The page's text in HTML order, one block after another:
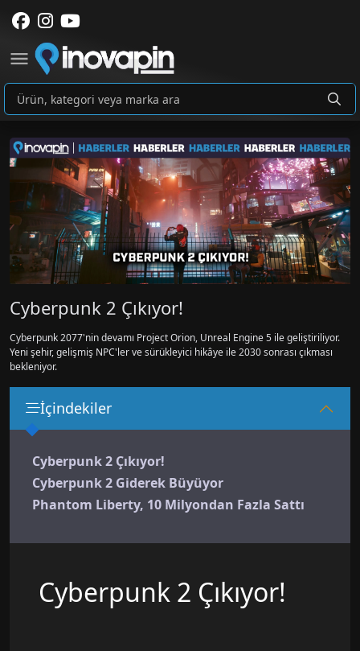
Cyberpunk 2 Çıkıyor!
Cyberpunk 2077'nin devamı Project Orion, Unreal Engine 5 ile geliştiriliyor.
Yeni şehir, gelişmiş NPC'ler ve sürükleyici hikâye ile 2030 sonrası çıkması
bekleniyor.
İçindekiler
Cyberpunk 2 Çıkıyor!
Cyberpunk 2 Giderek Büyüyor
Phantom Liberty, 10 Milyondan Fazla Sattı
Cyberpunk 2 Çıkıyor!